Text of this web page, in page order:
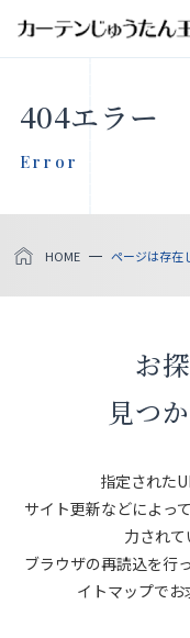
お知らせ
社会貢献活動
店舗をさがす
私たちのこだわり
404エラー
Error
HOME ページは存在
お
見つ
指定された
サイト更新などによっ
力されて
ブラウザの再読込を行
イトマップでお